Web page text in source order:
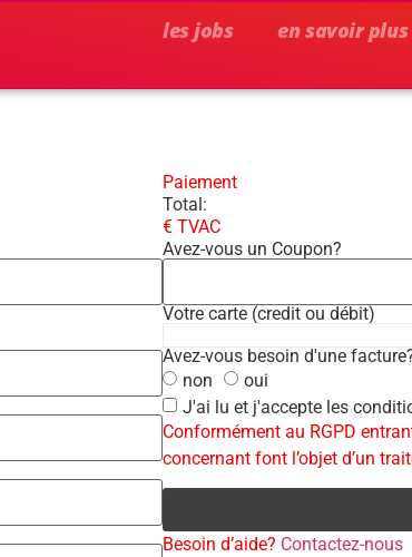
les jobs en savoir plus
Paiement
Total:
€ TVAC
Avez-vous un Coupon?
Votre carte (credit ou débit)
Avez-vous besoin d'une
non
oui
J'ai lu et j'accepte les
Conformément au RGPD
concernant font l’objet d’un
Besoin d’aide? Contactez-nous